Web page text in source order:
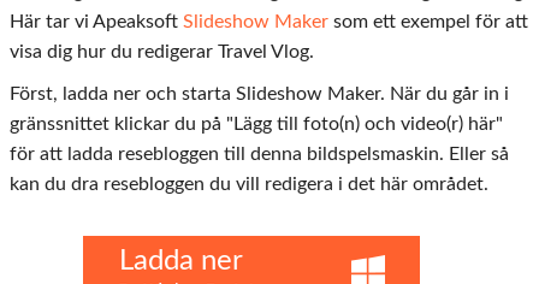
Här tar vi Apeaksoft Slideshow Maker som ett exempel för att
visa dig hur du redigerar Travel Vlog.
Först, ladda ner och starta Slideshow Maker. När du går in i
gränssnittet klickar du på "Lägg till foto(n) och video(r) här"
för att ladda resebloggen till denna bildspelsmaskin. Eller så
kan du dra resebloggen du vill redigera i det här området.
Ladda ner